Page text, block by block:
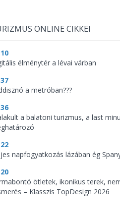
ONLINE CIKKEI
élménytér a lévai várban
a metróban???
a balatoni turizmus, a last
napfogyatkozás lázában ég
ötletek, ikonikus terek,
– Klasszis TopDesign 2026